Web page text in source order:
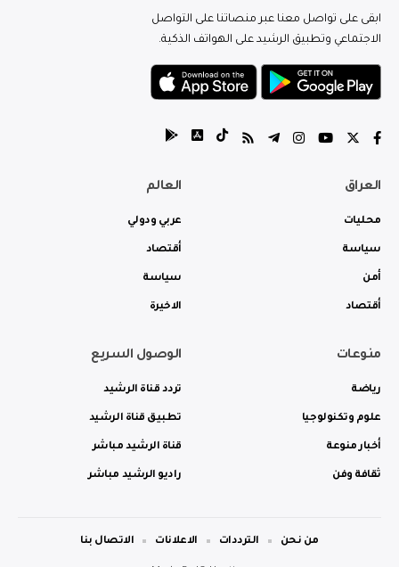
ابقى على تواصل معنا عبر منصاتنا على التواصل
الاجتماعي وتطبيق الرشيد على الهواتف الذكية.
العراق
محليات
سياسة
أمن
أقتصاد
العالم
عربي ودولي
أقتصاد
سياسة
الاخيرة
منوعات
رياضة
علوم وتكنولوجيا
أخبار منوعة
ثقافة وفن
الوصول السريع
تردد قناة الرشيد
تطبيق قناة الرشيد
قناة الرشيد مباشر
راديو الرشيد مباشر
من نحن الترددات الاعلانات الاتصال بنا